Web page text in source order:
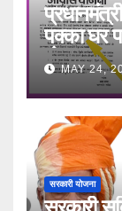
पक्का घर
योजना
MAY 24,
सरकारी योजना